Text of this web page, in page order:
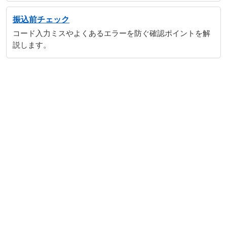
振込前チェック
コード入力ミスやよくあるエラーを防ぐ確認ポイントを解
説します。